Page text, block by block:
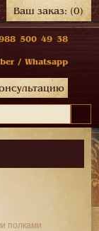
Ваш заказ:(0)
500 49 38
/ Whatsapp
полками